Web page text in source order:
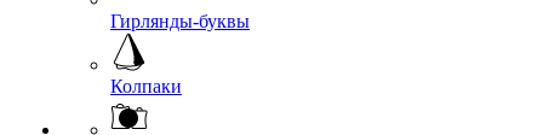
Гирлянды-буквы
Колпаки